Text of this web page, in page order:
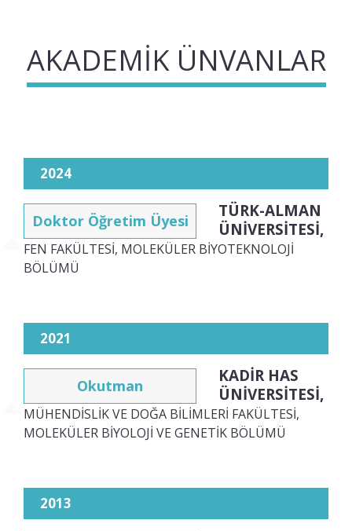
AKADEMIK ÜNVANLAR
2024
Doktor Öğretim Üyesi
TÜRK-ALMAN
ÜNİVERSİTESİ,
FEN FAKÜLTESİ, MOLEKÜLER BİYOTEKNOLOJİ
BÖLÜMÜ
2021
Okutman
KADİR HAS
ÜNİVERSİTESİ,
MÜHENDİSLİK VE DOĞA BİLİMLERİ FAKÜLTESİ,
MOLEKÜLER BİYOLOJİ VE GENETİK BÖLÜMÜ
2013